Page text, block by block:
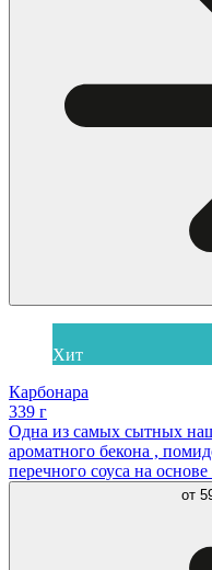
Хит
Карбонара
339 г
Одна из самых сытных
ароматного бекона ,
перечного соуса на
от